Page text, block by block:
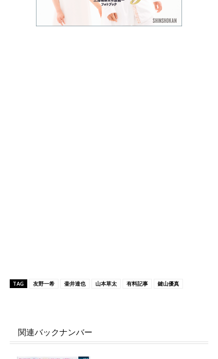
TAG 友野一希 壷井達也 山本草太 有料記事 鍵山優真
関連バックナンバー